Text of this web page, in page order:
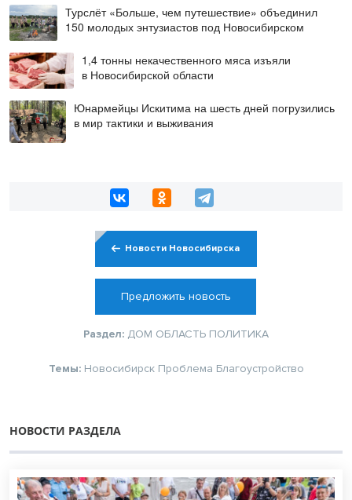
Турслёт «Больше, чем путешествие» объединил
150 молодых энтузиастов под Новосибирском
1,4 тонны некачественного мяса изъяли
в Новосибирской области
Юнармейцы Искитима на шесть дней погрузились
в мир тактики и выживания
Новости Новосибирска
Предложить новость
Раздел: ДОМ ОБЛАСТЬ ПОЛИТИКА
Темы: Новосибирск Проблема Благоустройство
НОВОСТИ РАЗДЕЛА